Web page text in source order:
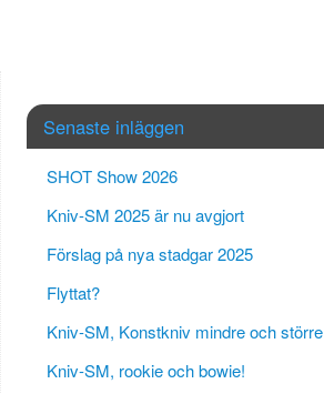
Senaste inläggen
SHOT Show 2026
Kniv-SM 2025 är nu avgjort
Förslag på nya stadgar 2025
Flyttat?
Kniv-SM, Konstkniv mindre och större
Kniv-SM, rookie och bowie!